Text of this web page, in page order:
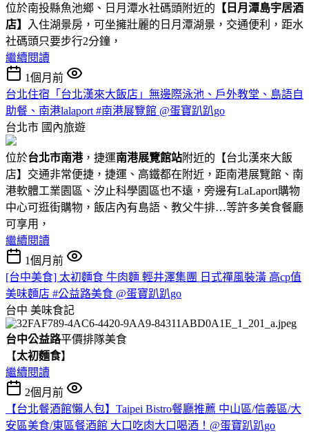
位於南投縣魚池鄉、日月潭水社碼頭附近的 【日月潭島宇居酒
店】
入住湖景房，可坐擁壯麗的日月潭湖景，交通便利，距水
社碼頭只要步行2分鐘，
繼續閱讀
1個月前
台北住宿「台北漢來大飯店」無邊際泳池、戶外教堂、島語自
助餐、南港lalaport #南港展覽館 @蛋寶趴趴go
台北市 國內旅遊
位於台北市南港，捷運南港展覽館站附近的【台北漢來大飯
店】交通非常便捷，捷運、高鐵都在附近，距南港展覽館、南
港軟體工業園區、汐止科學園區也不遠，旁邊有LaLaport購物
中心可逛街購物，飯店內有島語、教父牛排…等許多美食餐廳
可享用，
繼續閱讀
1個月前
[台中美食] 太初麵食 牛肉麵 輕井澤集團 日式禪風裝潢 高cp值
美味麵店 #公益路美食 @蛋寶趴趴go
台中 美味食記
台中公益路平價排隊美食
【太初麵食】
繼續閱讀
2個月前
【台北餐酒館懶人包】Taipei Bistro餐廳推薦 中山區/信義區/大
安區美食/東區餐酒館 大口吃肉大口喝酒！@蛋寶趴趴go